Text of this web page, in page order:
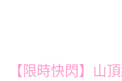
【限時快閃】山